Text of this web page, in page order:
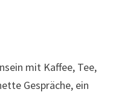
mit Kaffee, Tee,
Gespräche, ein